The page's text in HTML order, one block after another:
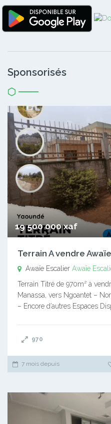
Sponsorisés
19 500 000 xaf
Terrain A vendre
Awaïe Escalier Awaïe
Terrain Titré de 970m² à
Manassa, vers Ngoantet –
– Encore d’autres Espaces
970
7 mois depuis